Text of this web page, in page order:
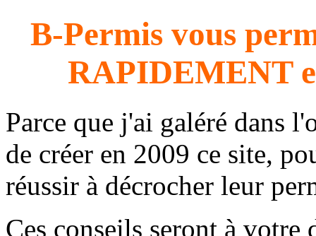
B-Permis vous
RAPIDEMENT
Parce que j'ai galéré dans
de créer en 2009 ce site,
réussir à décrocher leur
Ces conseils seront à